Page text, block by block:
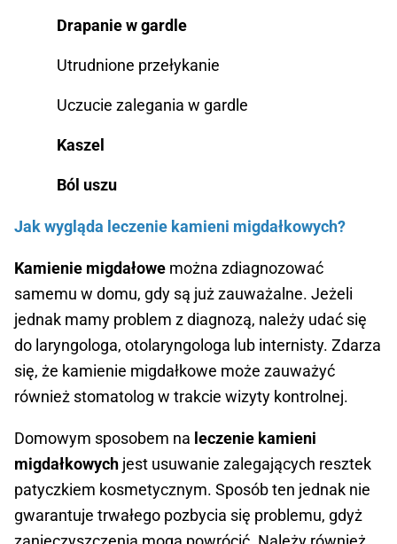
Drapanie w gardle
Utrudnione przełykanie
Uczucie zalegania w gardle
Kaszel
Ból uszu
Jak wygląda leczenie kamieni migdałkowych?
Kamienie migdałowe można zdiagnozować
samemu w domu, gdy są już zauważalne. Jeżeli
jednak mamy problem z diagnozą, należy udać się
do laryngologa, otolaryngologa lub internisty. Zdarza
się, że kamienie migdałkowe może zauważyć
również stomatolog w trakcie wizyty kontrolnej.
Domowym sposobem na leczenie kamieni
migdałkowych jest usuwanie zalegających resztek
patyczkiem kosmetycznym. Sposób ten jednak nie
gwarantuje trwałego pozbycia się problemu, gdyż